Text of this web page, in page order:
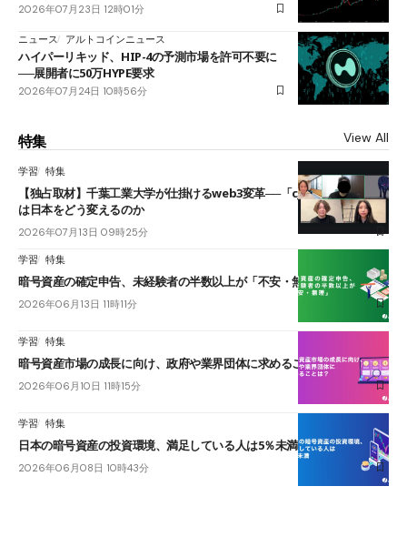
2026年07月23日 12時01分
ニュース アルトコインニュース
ハイパーリキッド、HIP-4の予測市場を許可不要に
──展開者に50万HYPE要求
2026年07月24日 10時56分
特集 View All
学習 特集
【独占取材】千葉工業大学が仕掛けるweb3変革──「cJPY」とAIの融合
は日本をどう変えるのか
2026年07月13日 09時25分
学習 特集
暗号資産の確定申告、未経験者の半数以上が「不安・無理」
2026年06月13日 11時11分
学習 特集
暗号資産市場の成長に向け、政府や業界団体に求めることは？
2026年06月10日 11時15分
学習 特集
日本の暗号資産の投資環境、満足している人は5％未満
2026年06月08日 10時43分